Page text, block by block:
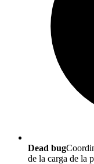
Dead bug
de la carga de la